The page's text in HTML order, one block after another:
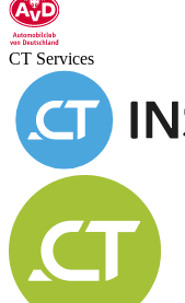
CT Services